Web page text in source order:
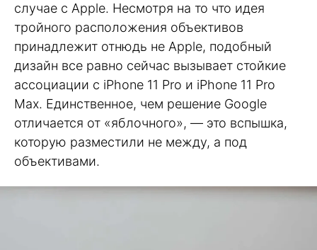
случае с Apple. Несмотря на то что идея
тройного расположения объективов
принадлежит отнюдь не Apple, подобный
дизайн все равно сейчас вызывает стойкие
ассоциации с iPhone 11 Pro и iPhone 11 Pro
Max. Единственное, чем решение Google
отличается от «яблочного», — это вспышка,
которую разместили не между, а под
объективами.